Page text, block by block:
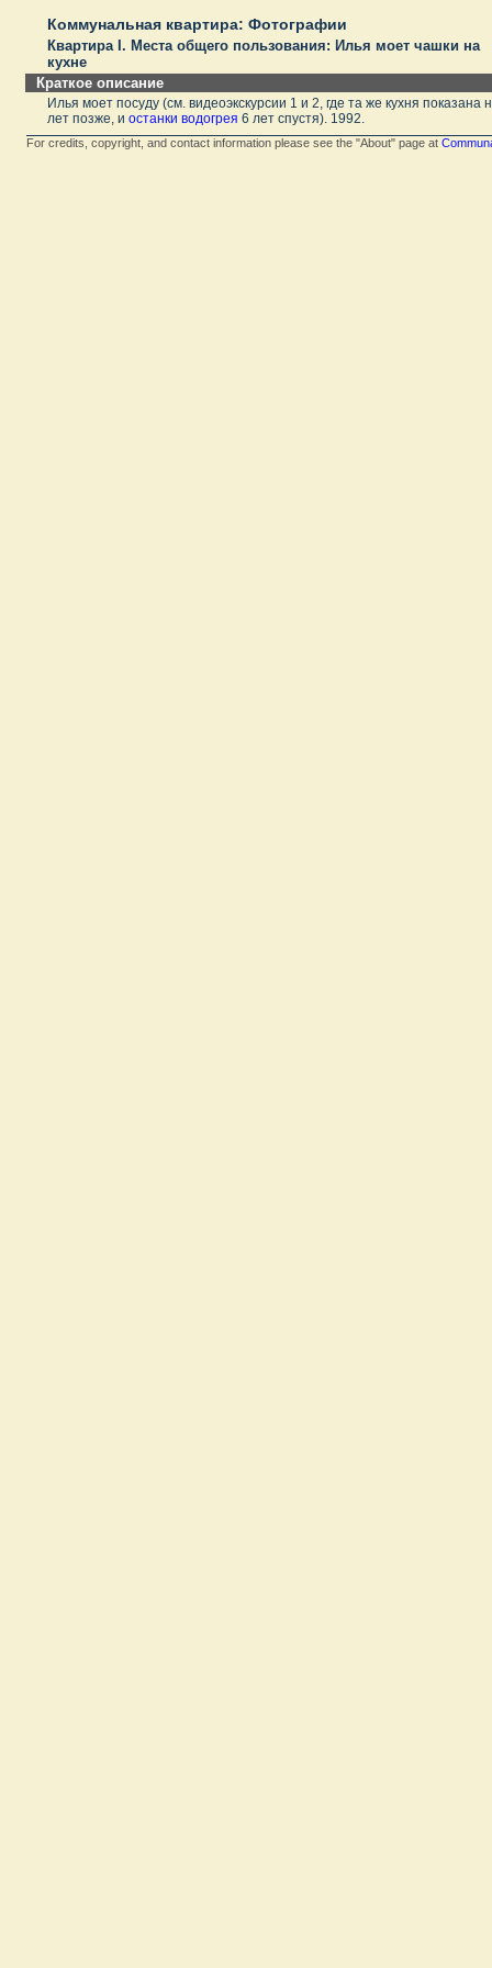
Коммунальная квартира: Фотографии
Квартира I. Места общего пользования: Илья моет чашки на
кухне
Краткое описание
Илья моет посуду (см. видеоэкскурсии 1 и 2, где та же кухня показана
лет позже, и останки водогрея 6 лет спустя). 1992.
For credits, copyright, and contact information please see the "About" page at